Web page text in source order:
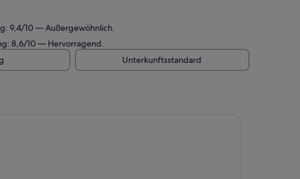
9,4/10 — Außergewöhnlich.
8,6/10 — Hervorragend.
Unterkunftsstandard